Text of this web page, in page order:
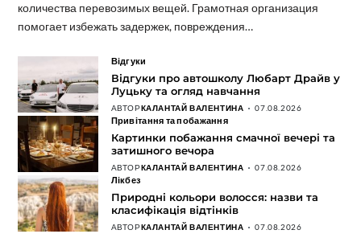
количества перевозимых вещей. Грамотная организация
помогает избежать задержек, повреждения…
Відгуки
Відгуки про автошколу Любарт Драйв у
Луцьку та огляд навчання
АВТОРКАЛАНТАЙ ВАЛЕНТИНА 07.08.2026
Привітання та побажання
Картинки побажання смачної вечері та
затишного вечора
АВТОРКАЛАНТАЙ ВАЛЕНТИНА 07.08.2026
Лікбез
Природні кольори волосся: назви та
класифікація відтінків
АВТОРКАЛАНТАЙ ВАЛЕНТИНА 07.08.2026